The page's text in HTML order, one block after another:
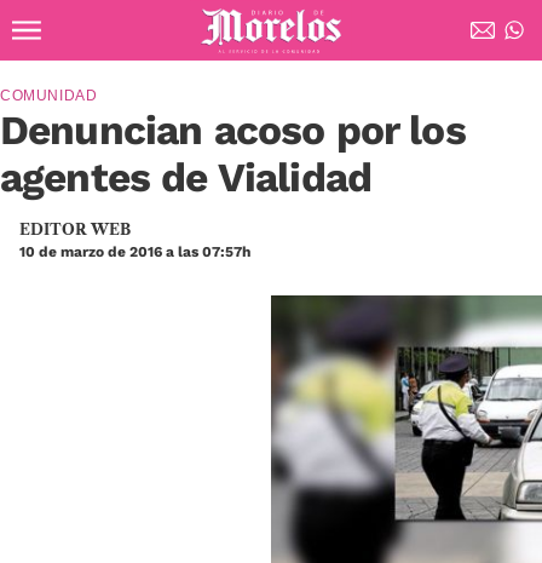
Diario de Morelos
Denuncian acoso por los
agentes de Vialidad
COMUNIDAD
EDITOR WEB
10 de marzo de 2016 a las 07:57h